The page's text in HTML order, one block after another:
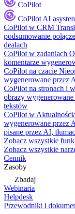
CoPilot
CoPilot AI
CoPilot w CRM
podsumowanie
dealach
CoPilot w zadaniach
komentarze
CoPilot na czacie
wygenerowane przez
CoPilot na stronach i
obrazy wygenerowane
tekstów
CoPilot w
wygenerowane przez
pisane przez AI,
Zobacz wszystkie
Zobacz wszystkie
Cennik
Zasoby
Zbadaj
Webinaria
Helpdesk
Przewodniki i